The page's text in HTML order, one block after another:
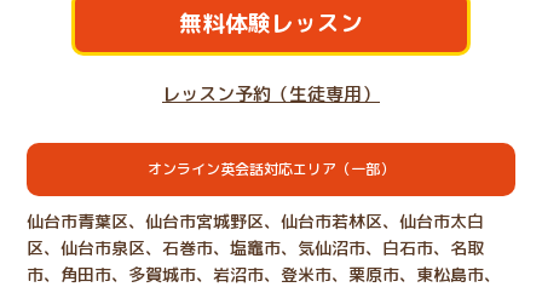
無料体験レッスン
レッスン予約（生徒専用）
オンライン英会話対応エリア（一部）
仙台市青葉区、仙台市宮城野区、仙台市若林区、仙台市太白
区、仙台市泉区、石巻市、塩竈市、気仙沼市、白石市、名取
市、角田市、多賀城市、岩沼市、登米市、栗原市、東松島市、